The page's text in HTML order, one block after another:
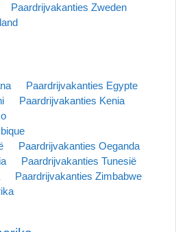
Paardrijvakanties Zweden
Paardrijvakanties Egypte
Paardrijvakanties Kenia
Paardrijvakanties Oeganda
Paardrijvakanties Tunesië
Paardrijvakanties Zimbabwe